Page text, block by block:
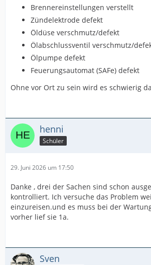
Brennereinstellungen verstellt
Zündelektrode defekt
Öldüse verschmutz/defekt
Ölabschlussventil verschmutz/
Ölpumpe defekt
Feuerungsautomat (SAFe) defekt
Ohne vor Ort zu sein wird es schwierig
henni
Schüler
29. Juni 2026 um 17:50
Danke , drei der Sachen sind schon
kontrolliert. Ich versuche das Problem
einzureisen.und es muss bei der
vorher lief sie 1a.
Sven